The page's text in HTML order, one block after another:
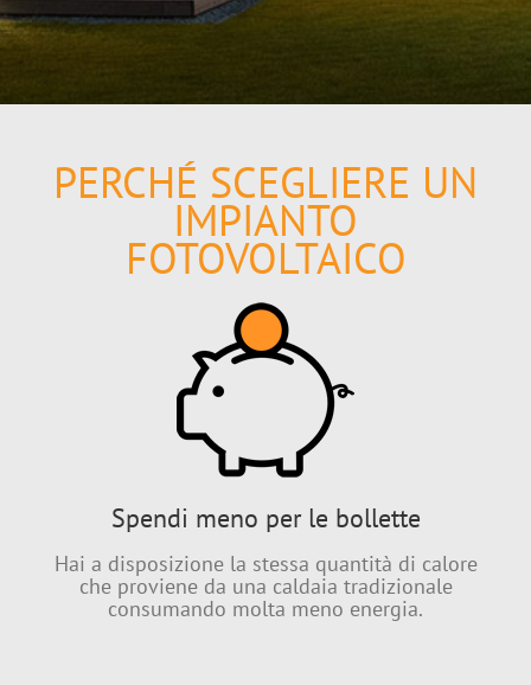
PERCHÉ SCEGLIERE UN
IMPIANTO
FOTOVOLTAICO
Spendi meno per le bollette
Hai a disposizione la stessa quantità di calore
che proviene da una caldaia tradizionale
consumando molta meno energia.